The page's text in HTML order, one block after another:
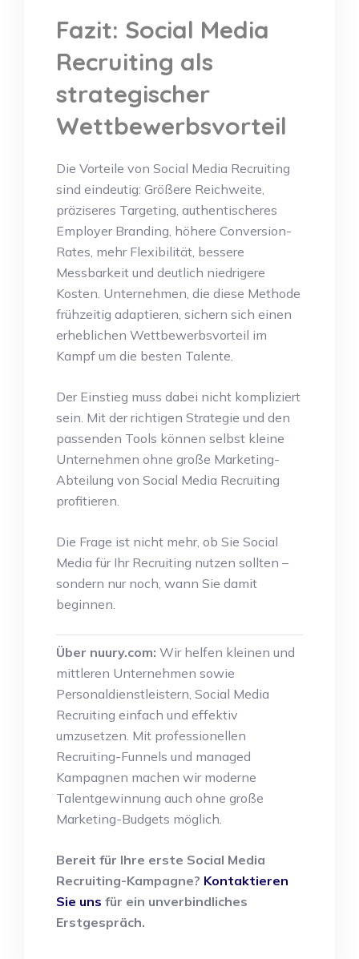
Fazit: Social Media
Recruiting als
strategischer
Wettbewerbsvorteil
Die Vorteile von Social Media Recruiting
sind eindeutig: Größere Reichweite,
präziseres Targeting, authentischeres
Employer Branding, höhere Conversion-
Rates, mehr Flexibilität, bessere
Messbarkeit und deutlich niedrigere
Kosten. Unternehmen, die diese Methode
frühzeitig adaptieren, sichern sich einen
erheblichen Wettbewerbsvorteil im
Kampf um die besten Talente.
Der Einstieg muss dabei nicht kompliziert
sein. Mit der richtigen Strategie und den
passenden Tools können selbst kleine
Unternehmen ohne große Marketing-
Abteilung von Social Media Recruiting
profitieren.
Die Frage ist nicht mehr, ob Sie Social
Media für Ihr Recruiting nutzen sollten –
sondern nur noch, wann Sie damit
beginnen.
Über nuury.com: Wir helfen kleinen und
mittleren Unternehmen sowie
Personaldienstleistern, Social Media
Recruiting einfach und effektiv
umzusetzen. Mit professionellen
Recruiting-Funnels und managed
Kampagnen machen wir moderne
Talentgewinnung auch ohne große
Marketing-Budgets möglich.
Bereit für Ihre erste Social Media
Recruiting-Kampagne? Kontaktieren
Sie uns für ein unverbindliches
Erstgespräch.